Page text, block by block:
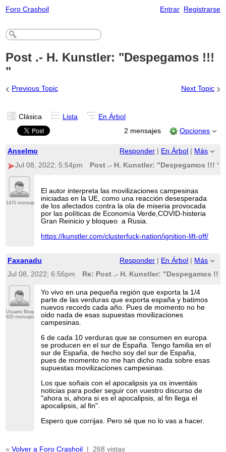
Foro Crashoil Entrar Registrarse
Post .- H. Kunstler: "Despegamos !!!
"
‹ Previous Topic Next Topic ›
Clásica Lista
En Árbol
2 mensajes
Opciones
Anselmo Responder En Árbol
Más
Jul 08, 2022; 5:54pm
Post .- H. Kunstler: "Despegamos !!! "
1470 mensajes
El autor interpreta las movilizaciones campesinas
iniciadas en la UE, como una reacción desesperada
de los afectados contra la ola de miseria provocada
por las políticas de Economía Verde,COVID-histeria
Gran Reinicio y bloqueo a Rusia.
https://kunstler.com/clusterfuck-nation/ignition-lift-off/
Faxanadu Responder En Árbol
Más
Jul 08, 2022; 6:56pm
Re: Post .- H. Kunstler: "Despegamos !!! "
Usuario Bloqueado
820 mensajes
Yo vivo en una pequeña región que exporta la 1/4
parte de las verduras que exporta españa y batimos
nuevos records cada año. Pues de momento no he
oido nada de esas supuestas movilizaciones
campesinas.
6 de cada 10 verduras que se consumen en europa
se producen en el sur de España. Tengo familia en el
sur de España, de hecho soy del sur de España,
pues de momento no me han dicho nada sobre esas
supuestas movilizaciones campesinas.
Los que soñais con el apocalipsis ya os inventáis
noticias para poder seguir con vuestro discurso de
"ahora si, ahora si es el apocalipsis, al fin llega el
apocalipsis, al fin".
Espero que corrijas. Pero sé que no lo vas a hacer.
« Volver a Foro Crashoil| 268 vistas